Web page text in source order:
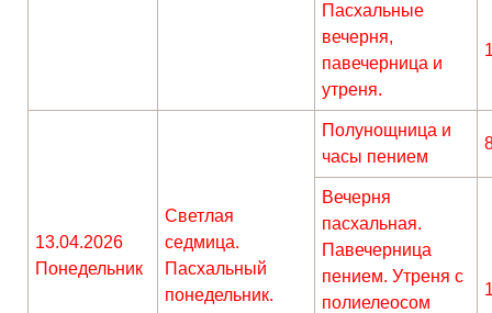
Пасхальные
вечерня,
павечерница и
утреня.
13.04.2026
Понедельник
Светлая
седмица.
Пасхальный
понедельник.
Полунощница и
часы пением
Вечерня
пасхальная.
Павечерница
пением. Утреня с
полиелеосом